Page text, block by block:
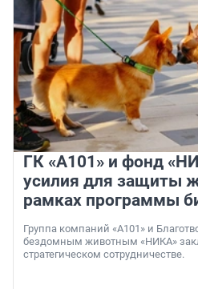
ГК «А101» и фонд
усилия для защиты
рамках программы
Группа компаний «А101» и
бездомным животным «НИКА»
стратегическом сотрудничестве.